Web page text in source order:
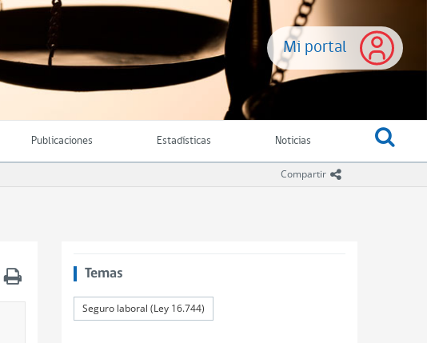
Mi portal
Publicaciones Estadísticas Noticias
Compartir icono compartir
Temas
Seguro laboral (Ley 16.744)